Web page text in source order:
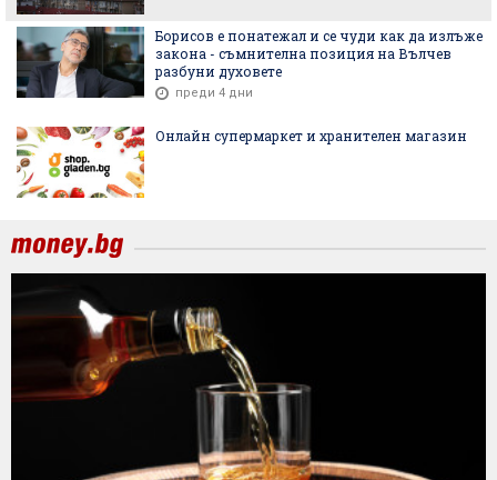
Борисов е понатежал и се чуди как да излъже
закона - съмнителна позиция на Вълчев
разбуни духовете
преди 4 дни
Онлайн супермаркет и хранителен магазин